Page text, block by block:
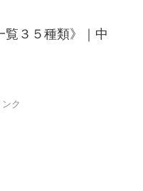
覧３５種類》｜中
ク